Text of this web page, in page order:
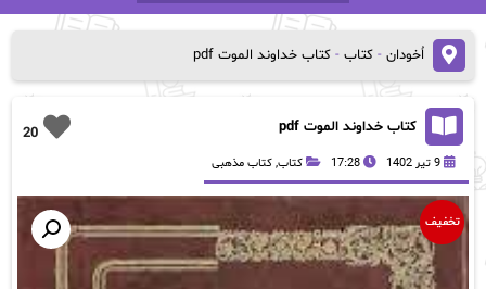
اُخودان- کتاب- کتاب خداوند الموت pdf
20 کتاب خداوند الموت pdf
9 تیر 1402 17:28 کتاب, کتاب مذهبی
تخفیف